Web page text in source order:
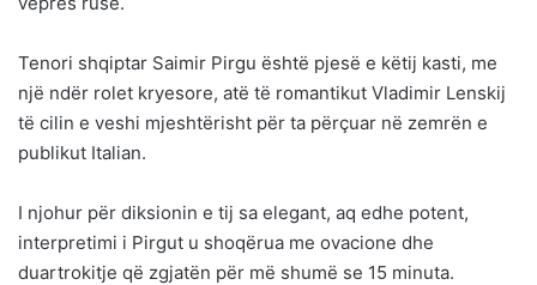
Tenori shqiptar Saimir Pirgu është pjesë e këtij kasti, me
një ndër rolet kryesore, atë të romantikut Vladimir Lenskij
të cilin e veshi mjeshtërisht për ta përçuar në zemrën e
publikut Italian.
I njohur për diksionin e tij sa elegant, aq edhe potent,
interpretimi i Pirgut u shoqërua me ovacione dhe
duartrokitje që zgjatën për më shumë se 15 minuta.